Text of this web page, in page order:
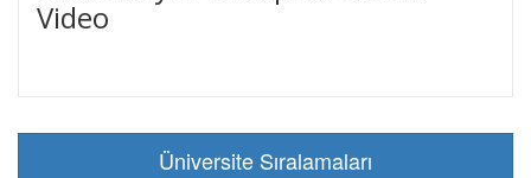
Video
Üniversite Sıralamaları